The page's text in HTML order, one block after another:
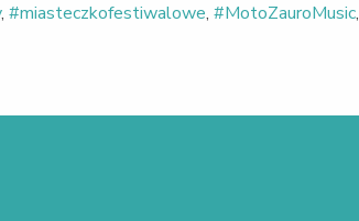
, #miasteczkofestiwalowe, #MotoZauroMusic,